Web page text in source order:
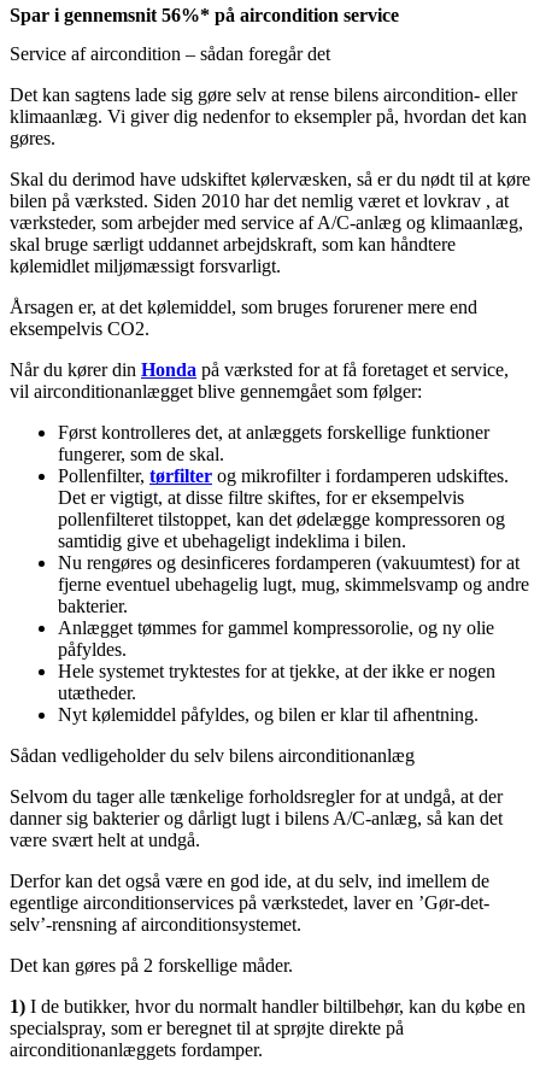
Spar i gennemsnit 56%* på aircondition service
Service af aircondition – sådan foregår det
Det kan sagtens lade sig gøre selv at rense bilens aircondition- eller
klimaanlæg. Vi giver dig nedenfor to eksempler på, hvordan det kan
gøres.
Skal du derimod have udskiftet kølervæsken, så er du nødt til at køre
bilen på værksted. Siden 2010 har det nemlig været et lovkrav , at
værksteder, som arbejder med service af A/C-anlæg og klimaanlæg,
skal bruge særligt uddannet arbejdskraft, som kan håndtere
kølemidlet miljømæssigt forsvarligt.
Årsagen er, at det kølemiddel, som bruges forurener mere end
eksempelvis CO2.
Når du kører din Honda på værksted for at få foretaget et service,
vil airconditionanlægget blive gennemgået som følger:
Først kontrolleres det, at anlæggets forskellige funktioner
fungerer, som de skal.
Pollenfilter, tørfilter og mikrofilter i fordamperen udskiftes.
Det er vigtigt, at disse filtre skiftes, for er eksempelvis
pollenfilteret tilstoppet, kan det ødelægge kompressoren og
samtidig give et ubehageligt indeklima i bilen.
Nu rengøres og desinficeres fordamperen (vakuumtest) for at
fjerne eventuel ubehagelig lugt, mug, skimmelsvamp og andre
bakterier.
Anlægget tømmes for gammel kompressorolie, og ny olie
påfyldes.
Hele systemet tryktestes for at tjekke, at der ikke er nogen
utætheder.
Nyt kølemiddel påfyldes, og bilen er klar til afhentning.
Sådan vedligeholder du selv bilens airconditionanlæg
Selvom du tager alle tænkelige forholdsregler for at undgå, at der
danner sig bakterier og dårligt lugt i bilens A/C-anlæg, så kan det
være svært helt at undgå.
Derfor kan det også være en god ide, at du selv, ind imellem de
egentlige airconditionservices på værkstedet, laver en ’Gør-det-
selv’-rensning af airconditionsystemet.
Det kan gøres på 2 forskellige måder.
1) I de butikker, hvor du normalt handler biltilbehør, kan du købe en
specialspray, som er beregnet til at sprøjte direkte på
airconditionanlæggets fordamper.